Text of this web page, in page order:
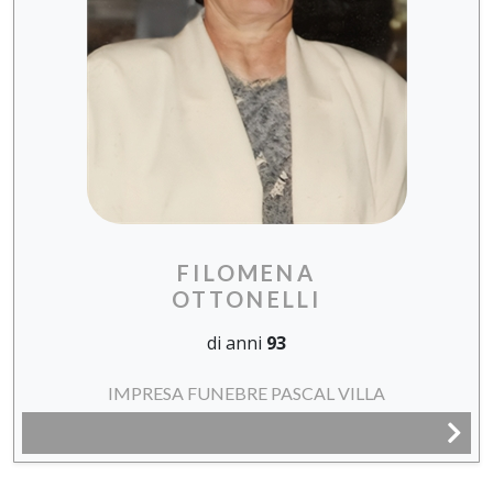
FILOMENA
OTTONELLI
di anni 93
IMPRESA FUNEBRE PASCAL VILLA